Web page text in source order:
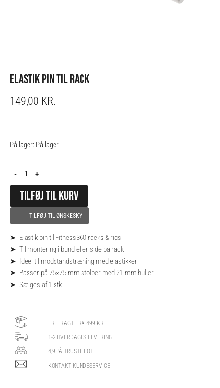
ELASTIK PIN TIL RACK
149,00 KR.
På lager: På lager
-
Elastik
til
rack
antal
+
TILFØJ TIL KURV
TILFØJ TIL ØNSKESKY
➤ Elastik pin til Fitness360 racks & rigs
➤ Til montering i bund eller side på rack
➤ Ideel til modstandstræning med elastikker
➤ Passer på 75×75 mm stolper med 21 mm huller
➤ Sælges af 1 stk
FRI FRAGT FRA 499 KR
1-2 HVERDAGES LEVERING
4,9 PÅ TRUSTPILOT
KONTAKT KUNDESERVICE